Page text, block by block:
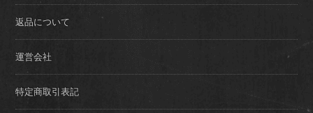
返品について
運営会社
特定商取引表記